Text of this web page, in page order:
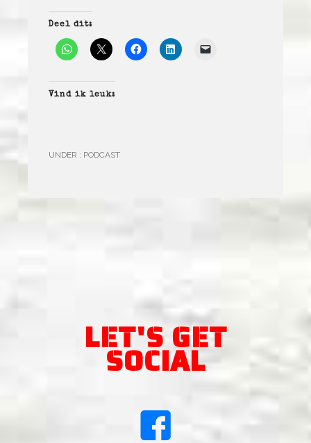
Deel dit:
Vind ik leuk:
UNDER : PODCAST
LET'S GET
SOCIAL